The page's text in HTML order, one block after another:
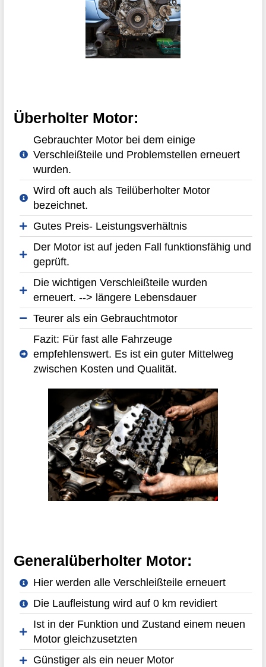
Überholter Motor:
Gebrauchter Motor bei dem einige
Verschleißteile und Problemstellen erneuert
wurden.
Wird oft auch als Teilüberholter Motor
bezeichnet.
Gutes Preis- Leistungsverhältnis
Der Motor ist auf jeden Fall funktionsfähig und
geprüft.
Die wichtigen Verschleißteile wurden
erneuert. --> längere Lebensdauer
Teurer als ein Gebrauchtmotor
Fazit: Für fast alle Fahrzeuge
empfehlenswert. Es ist ein guter Mittelweg
zwischen Kosten und Qualität.
Generalüberholter Motor:
Hier werden alle Verschleißteile erneuert
Die Laufleistung wird auf 0 km revidiert
Ist in der Funktion und Zustand einem neuen
Motor gleichzusetzten
Günstiger als ein neuer Motor